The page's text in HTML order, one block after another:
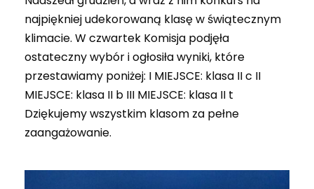
najpiękniej udekorowaną klasę w świątecznym
klimacie. W czwartek Komisja podjęła
ostateczny wybór i ogłosiła wyniki, które
przestawiamy poniżej: I MIEJSCE: klasa II c II
MIEJSCE: klasa II b III MIEJSCE: klasa II t
Dziękujemy wszystkim klasom za pełne
zaangażowanie.